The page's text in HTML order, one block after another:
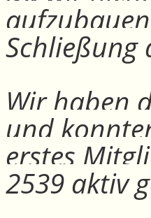
Schließung
Wir haben
und
erstes
2539 aktiv